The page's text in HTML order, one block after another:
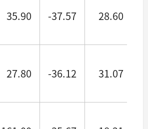
35.90 -37.57 28.60
27.80 -36.12 31.07